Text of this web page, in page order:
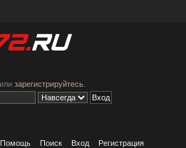
или зарегистрируйтесь
Помощь Поиск Вход Регистрация